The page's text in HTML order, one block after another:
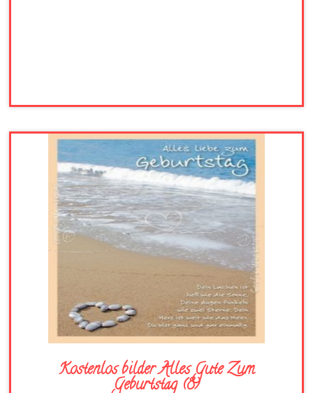
Kostenlos bilder Alles Gute Zum
Geburtstag (8)